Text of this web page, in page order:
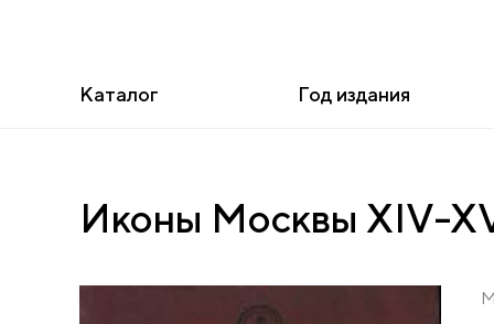
Каталог Год издания
Иконы Москвы XIV-